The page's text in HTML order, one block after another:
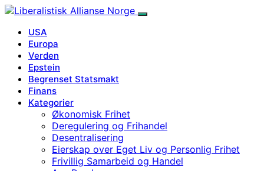
USA
Europa
Verden
Epstein
Begrenset Statsmakt
Finans
Kategorier
Økonomisk Frihet
Deregulering og Frihandel
Desentralisering
Eierskap over Eget Liv og Personlig Frihet
Frivillig Samarbeid og Handel